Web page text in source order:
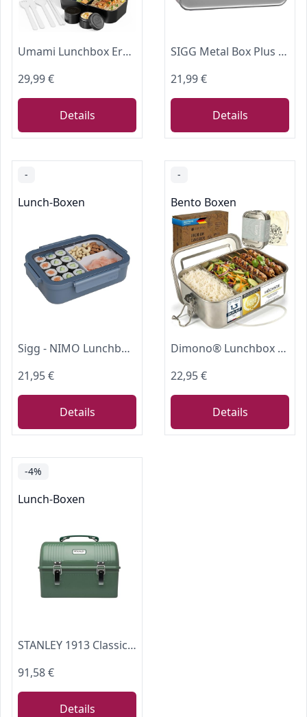
Umami Lunchbox Erwachsene, auslaufsicher, bento box Fächern & 4 Bestecke
29,99 €
Details
SIGG Metal Box Plus L Lunchbox (1.2 L), moderne Brotdose mit praktischem Einsatz für unterwegs, federleichte Wander Brotbox aus Aluminium mit Trennwand
21,99 €
Details
-
Lunch-Boxen
Sigg - NIMO Lunchbox L Deep Blue - Auslaufsicher - Trenner - Mikrowellen- & Spülmaschinengeeignet - BPA-frei - Leicht - Swiss Design - Für Arbeit & Schule - Dunkelblau - 1.3 L
21,95 €
Details
-
Bento Boxen
Dimono® Lunchbox Erwachsene 2400ml auslaufsichere Brotdose Edelstahl
22,95 €
Details
-4%
Lunch-Boxen
STANLEY 1913 Classic Lunch Box 9.5L - Hammertone Green
91,58 €
Details